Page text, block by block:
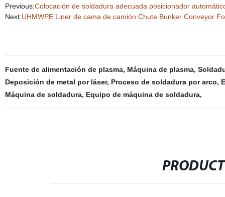
Previous:Colocación de soldadura adecuada posicionador
Next:UHMWPE Liner de cama de camión Chute Bunker Conveyor
Fuente de alimentación de plasma, Máquina de plasma,
Deposición de metal por láser, Proceso de soldadura por arco,
Máquina de soldadura, Equipo de máquina de soldadura,